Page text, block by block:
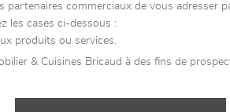
commerciaux de vous adresser
les cases ci-dessous :
produits ou services.
& Cuisines Bricaud à des fins de